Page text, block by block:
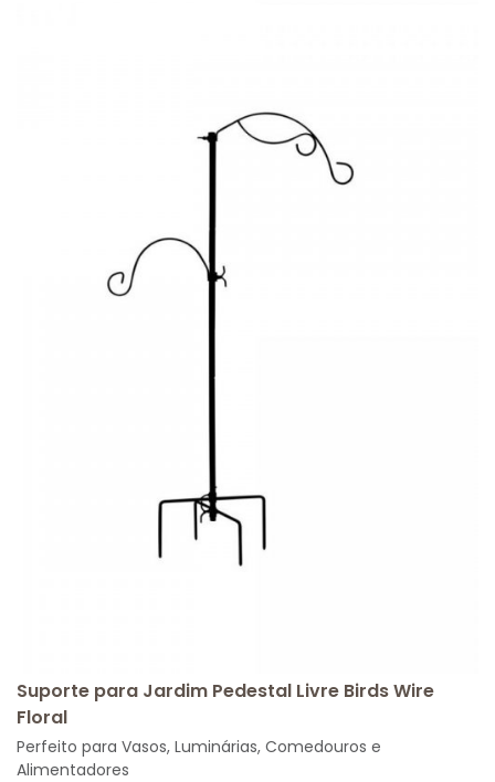
Suporte para Jardim Pedestal Livre Birds Wire
Floral
Perfeito para Vasos, Luminárias, Comedouros e
Alimentadores